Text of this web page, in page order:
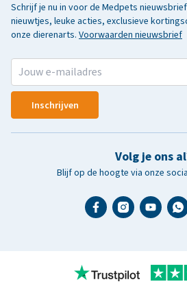
Schrijf je nu in voor de Medpets
nieuwtjes, leuke acties, exclusieve
onze dierenarts. Voorwaarden nieuwsbrief
Inschrijven
Volg je ons
Blijf op de hoogte via onze